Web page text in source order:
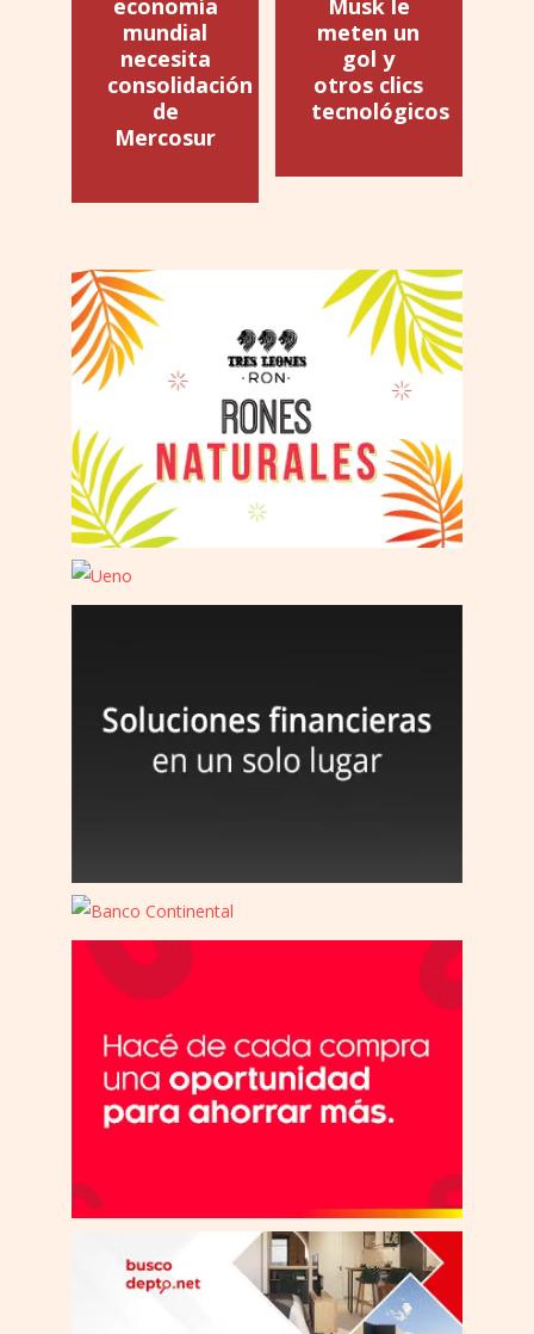
economía
mundial
necesita
consolidación
de
Mercosur
Musk le
meten un
gol y
otros clics
tecnológicos